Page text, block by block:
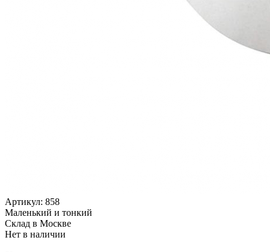
Артикул: 858
Маленький и тонкий
Cклад в Москве
Нет в наличии